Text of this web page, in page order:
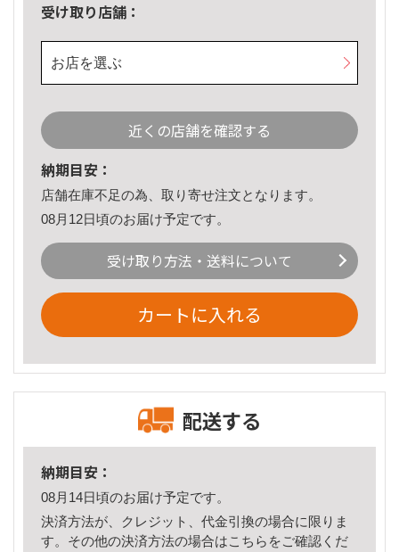
受け取り店舗：
お店を選ぶ
近くの店舗を確認する
納期目安：
店舗在庫不足の為、取り寄せ注文となります。
08月12日頃のお届け予定です。
受け取り方法・送料について
カートに入れる
配送する
納期目安：
08月14日頃のお届け予定です。
決済方法が、クレジット、代金引換の場合に限りま
す。その他の決済方法の場合はこちら をご確認くだ